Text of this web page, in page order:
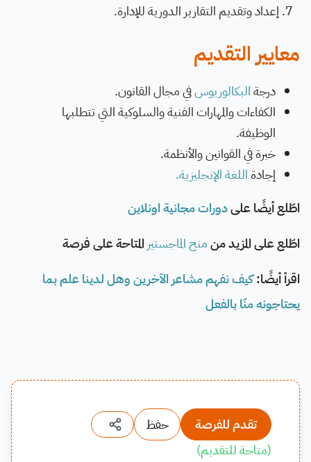
­إعداد وتقديم التقارير الدورية للإدارة.​
معايير التقديم
­درجةالبكالوريوسفي مجال القانون.
­الكفاءات والمهارات الفنية والسلوكية التي تتطلبها
الوظيفة.
­خبرة في القوانين والأنظمة.
إجادةاللغة الإنجليزية.
اطّلع أيضًا علىدورات مجانية اونلاين
اطّلع على المزيد منمنح الماجستير المتاحة على فرصة
اقرأ أيضًا:كيف نفهم مشاعر الآخرين وهل لدينا علم بما
يحتاجونه منّا بالفعل
تقدم للفرصة
حفظ
(متاحة للتقديم)